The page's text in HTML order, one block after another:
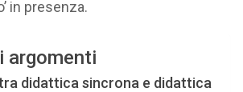
in presenza.
argomenti
didattica sincrona e didattica